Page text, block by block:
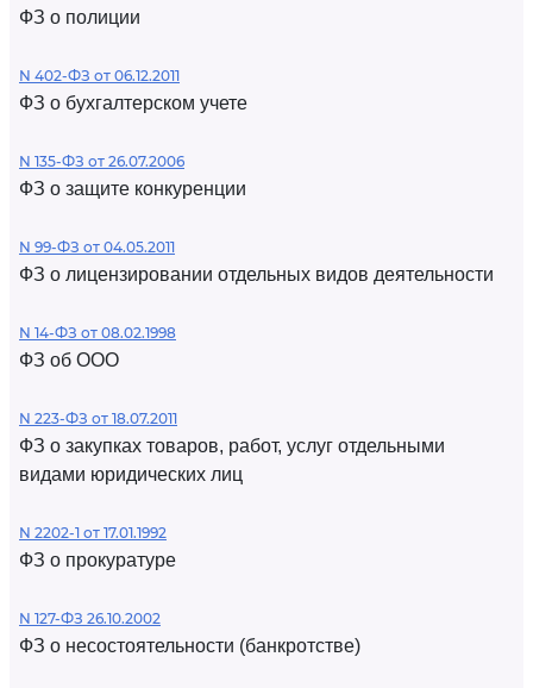
ФЗ о полиции
N 402-ФЗ от 06.12.2011
ФЗ о бухгалтерском учете
N 135-ФЗ от 26.07.2006
ФЗ о защите конкуренции
N 99-ФЗ от 04.05.2011
ФЗ о лицензировании отдельных видов деятельности
N 14-ФЗ от 08.02.1998
ФЗ об ООО
N 223-ФЗ от 18.07.2011
ФЗ о закупках товаров, работ, услуг отдельными
видами юридических лиц
N 2202-1 от 17.01.1992
ФЗ о прокуратуре
N 127-ФЗ 26.10.2002
ФЗ о несостоятельности (банкротстве)